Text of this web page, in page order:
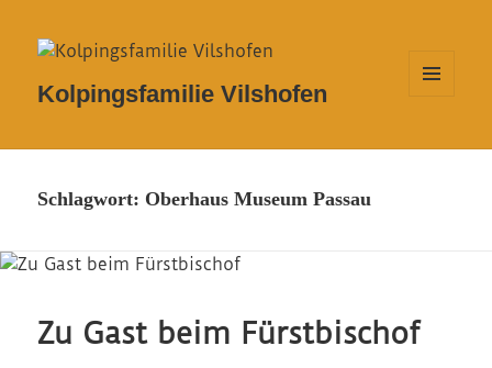
Kolpingsfamilie Vilshofen
Schlagwort: Oberhaus Museum Passau
Zu Gast beim Fürstbischof